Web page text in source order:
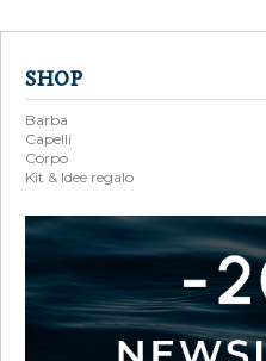
SHOP
Barba
Capelli
Corpo
Kit & Idee regalo